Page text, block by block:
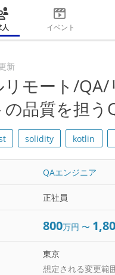
イベント
新
リモート/
品質を担う
solidity kotlin
QAエンジニア
正社員
800万円 〜
東京
想定される変更範